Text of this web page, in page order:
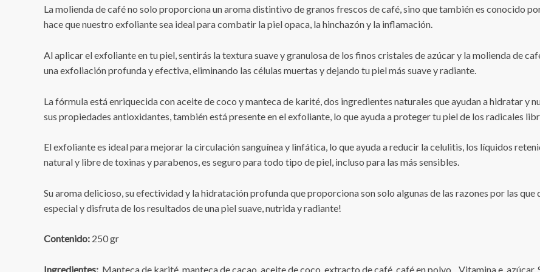
La molienda de café no solo proporciona un aroma distintivo de granos frescos de café, sino que también es conocido
hace que nuestro exfoliante sea ideal para combatir la piel opaca, la hinchazón y la inflamación.
Al aplicar el exfoliante en tu piel, sentirás la textura suave y granulosa de los finos cristales de azúcar y la molienda de
una exfoliación profunda y efectiva, eliminando las células muertas y dejando tu piel más suave y radiante.
La fórmula está enriquecida con aceite de coco y manteca de karité, dos ingredientes naturales que ayudan a hidratar y
sus propiedades antioxidantes, también está presente en el exfoliante, lo que ayuda a proteger tu piel de los radicales
El exfoliante es ideal para mejorar la circulación sanguínea y linfática, lo que ayuda a reducir la celulitis, los líquidos
natural y libre de toxinas y parabenos, es seguro para todo tipo de piel, incluso para las más sensibles.
Su aroma delicioso, su efectividad y la hidratación profunda que proporciona son solo algunas de las razones por las
especial y disfruta de los resultados de una piel suave, nutrida y radiante!
Contenido: 250 gr
Ingredientes: Manteca de karité, manteca de cacao, aceite de coco, extracto de café, café en polvo, Vitamina e, azúcar,